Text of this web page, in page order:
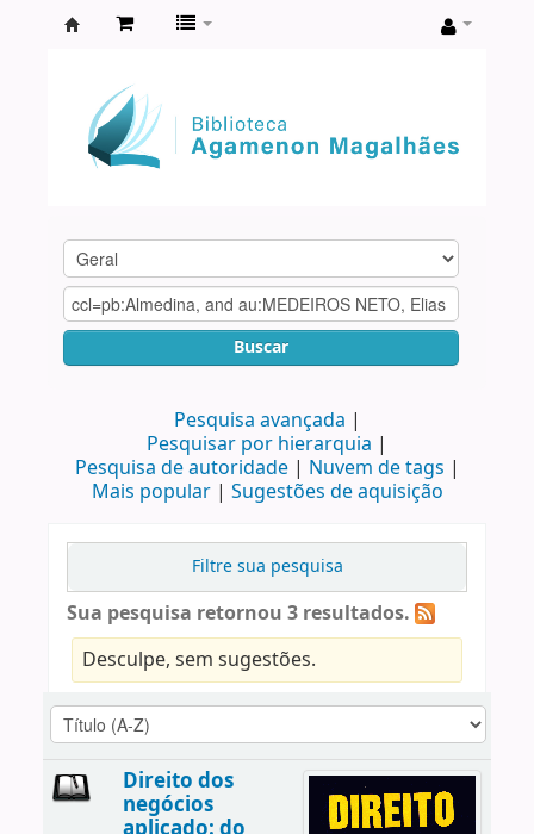
Agamenon
Magalhães
Buscar
Pesquisa avançada
Pesquisar por hierarquia
Pesquisa de autoridade
Nuvem de tags
Mais popular
Sugestões de aquisição
Filtre sua pesquisa
Sua pesquisa retornou 3 resultados.
Desculpe, sem sugestões.
Direito dos
negócios